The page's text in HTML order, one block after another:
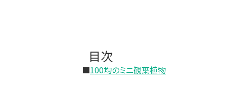
目次
■100均のミニ観葉植物